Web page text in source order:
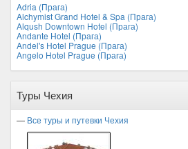
Adria (Прага)
Alchymist Grand Hotel & Spa (Прага)
Alqush Downtown Hotel (Прага)
Andante Hotel (Прага)
Andel's Hotel Prague (Прага)
Angelo Hotel Prague (Прага)
Туры Чехия
— Все туры и путевки Чехия